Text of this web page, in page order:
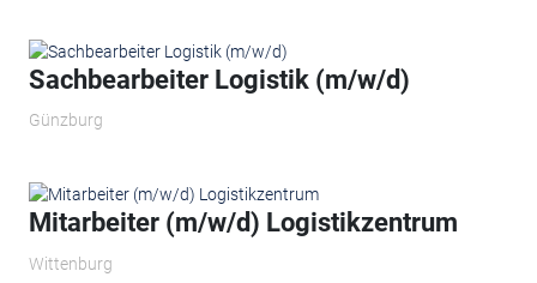
Sachbearbeiter Logistik (m/w/d)
Günzburg
Mitarbeiter (m/w/d) Logistikzentrum
Wittenburg